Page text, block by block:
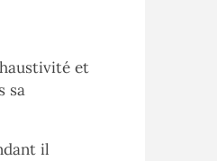
et
sa
il